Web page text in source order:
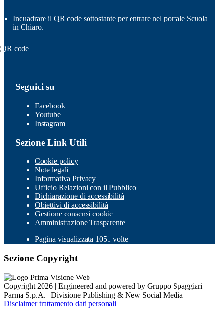
Inquadrare il QR code sottostante per entrare nel portale Scuola
in Chiaro.
Seguici su
Facebook
Youtube
Instagram
Sezione Link Utili
Cookie policy
Note legali
Informativa Privacy
Ufficio Relazioni con il Pubblico
Dichiarazione di accessibilità
Obiettivi di accessibilità
Gestione consensi cookie
Amministrazione Trasparente
Pagina visualizzata 1051 volte
Sezione Copyright
Copyright 2026 | Engineered and powered by Gruppo Spaggiari
Parma S.p.A. | Divisione Publishing & New Social Media
Disclaimer trattamento dati personali